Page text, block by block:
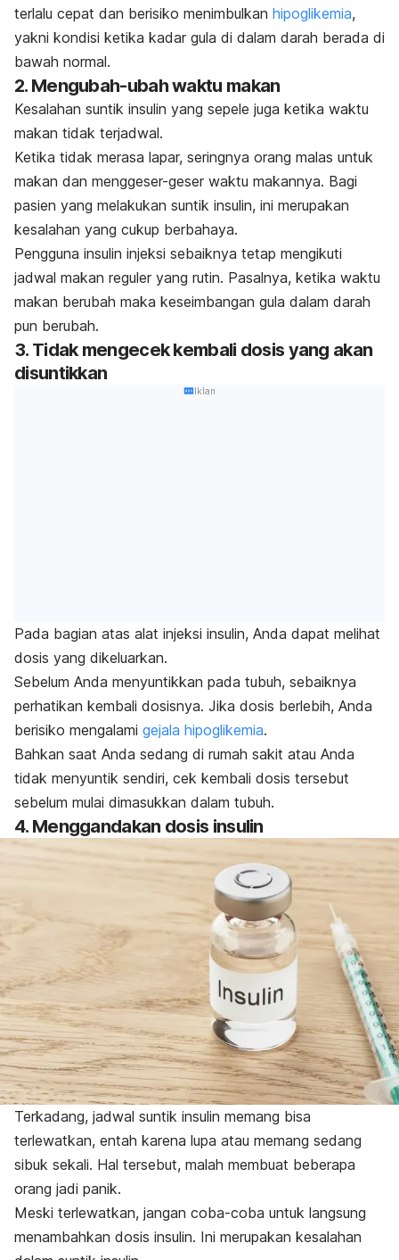
terlalu cepat dan berisiko menimbulkan hipoglikemia,
yakni kondisi ketika kadar gula di dalam darah berada di
bawah normal.
2. Mengubah-ubah waktu makan
Kesalahan suntik insulin yang sepele juga ketika waktu
makan tidak terjadwal.
Ketika tidak merasa lapar, seringnya orang malas untuk
makan dan menggeser-geser waktu makannya. Bagi
pasien yang melakukan suntik insulin, ini merupakan
kesalahan yang cukup berbahaya.
Pengguna insulin injeksi sebaiknya tetap mengikuti
jadwal makan reguler yang rutin. Pasalnya, ketika waktu
makan berubah maka keseimbangan gula dalam darah
pun berubah.
3. Tidak mengecek kembali dosis yang akan
disuntikkan
Iklan
Pada bagian atas alat injeksi insulin, Anda dapat melihat
dosis yang dikeluarkan.
Sebelum Anda menyuntikkan pada tubuh, sebaiknya
perhatikan kembali dosisnya. Jika dosis berlebih, Anda
berisiko mengalami gejala hipoglikemia.
Bahkan saat Anda sedang di rumah sakit atau Anda
tidak menyuntik sendiri, cek kembali dosis tersebut
sebelum mulai dimasukkan dalam tubuh.
4. Menggandakan dosis insulin
Terkadang, jadwal suntik insulin memang bisa
terlewatkan, entah karena lupa atau memang sedang
sibuk sekali. Hal tersebut, malah membuat beberapa
orang jadi panik.
Meski terlewatkan, jangan coba-coba untuk langsung
menambahkan dosis insulin. Ini merupakan kesalahan